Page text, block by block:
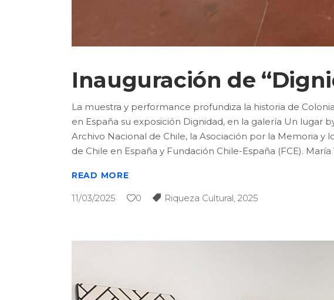
Inauguración de
La muestra y performance profundiza la historia de
en España su exposición Dignidad, en la galería Un lugar
Archivo Nacional de Chile, la Asociación por la Memoria
de Chile en España y Fundación Chile-España (FCE).
READ MORE
11/03/2025 0 Riqueza Cultural 2025